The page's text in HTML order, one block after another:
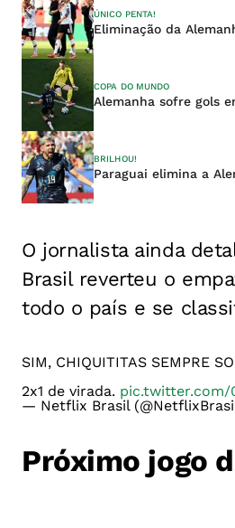
ÚNICO PENTA!
Eliminação da
COPA DO MUNDO
Alemanha sofre gols
BRILHOU!
Paraguai elimina a
O jornalista ainda
Brasil reverteu o
todo o país e se
SIM, CHIQUITITAS SEMPRE
2x1 de virada. pic.twitter.com/
— Netflix Brasil
Próximo jogo